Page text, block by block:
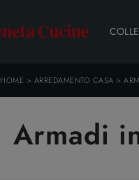
HOME > ARREDAMENTO CASA >
Armadi